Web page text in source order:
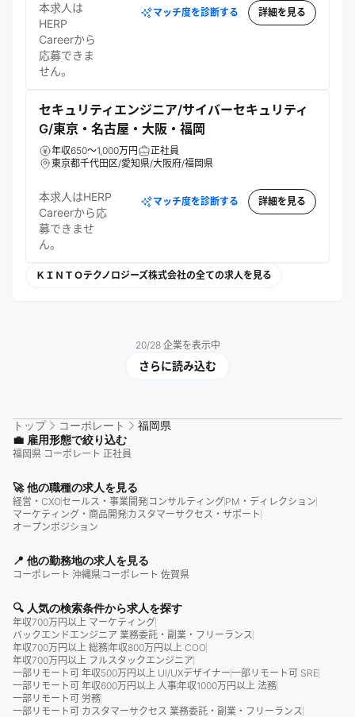
本求人は
HERP
Careerから
応募できま
せん。
マッチ度を診断する 詳細を見る
セキュリティエンジニア/サイバーセキュリティ
G/東京・名古屋・大阪・福岡
年収650～1,000万円
正社員
東京都千代田区/愛知県/大阪府/福岡県
本求人はHERP
Careerから応
募できませ
ん。
マッチ度を診断する 詳細を見る
ＫＩＮＴＯテクノロジーズ株式会社の全ての求人を見る
20/28企業を表示中
さらに読み込む
トップ コーポレート
福岡県
💼 雇用形態で絞り込む
福岡県 コーポレート 正社員
🚀 他の職種の求人を見る
経営・CXOセールス・事業開発 コンサルティングPM・ディレクション
マーケティング・商品開発カスタマーサクセス・サポート
オープンポジション
📍 他の勤務地の求人を見る
コーポレート 沖縄県 コーポレート 佐賀県
🔍 人気の検索条件から求人を探す
年収700万円以上 マーケティング
バックエンドエンジニア 業務委託・副業・フリーランス
年収700万円以上 総務年収800万円以上 COO
年収700万円以上 フルスタックエンジニア
一部リモート可 年収500万円以上 UI/UXデザイナー一部リモート可 SRE
一部リモート可 年収600万円以上 人事年収1000万円以上 法務
一部リモート可 労務
一部リモート可 カスタマーサクセス 業務委託・副業・フリーランス